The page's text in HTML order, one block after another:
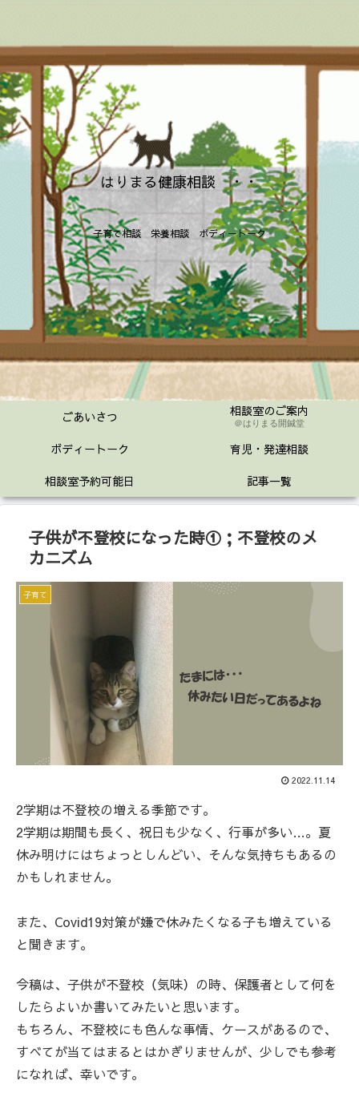
はりまる健康相談 ・・
子育て相談 栄養相談 ボディートーク
ごあいさつ 相談室のご案内
＠はりまる開鍼堂
ボディートーク
育児・発達相談
相談室予約可能日
記事一覧
子供が不登校になった時①；不登校のメ
カニズム
子育て
2022.11.14
2学期は不登校の増える季節です。
2学期は期間も長く、祝日も少なく、行事が多い…。夏
休み明けにはちょっとしんどい、そんな気持ちもあるの
かもしれません。
また、Covid19対策が嫌で休みたくなる子も増えている
と聞きます。
今稿は、子供が不登校（気味）の時、保護者として何を
したらよいか書いてみたいと思います。
もちろん、不登校にも色んな事情、ケースがあるので、
すべてが当てはまるとはかぎりませんが、少しでも参考
になれば、幸いです。